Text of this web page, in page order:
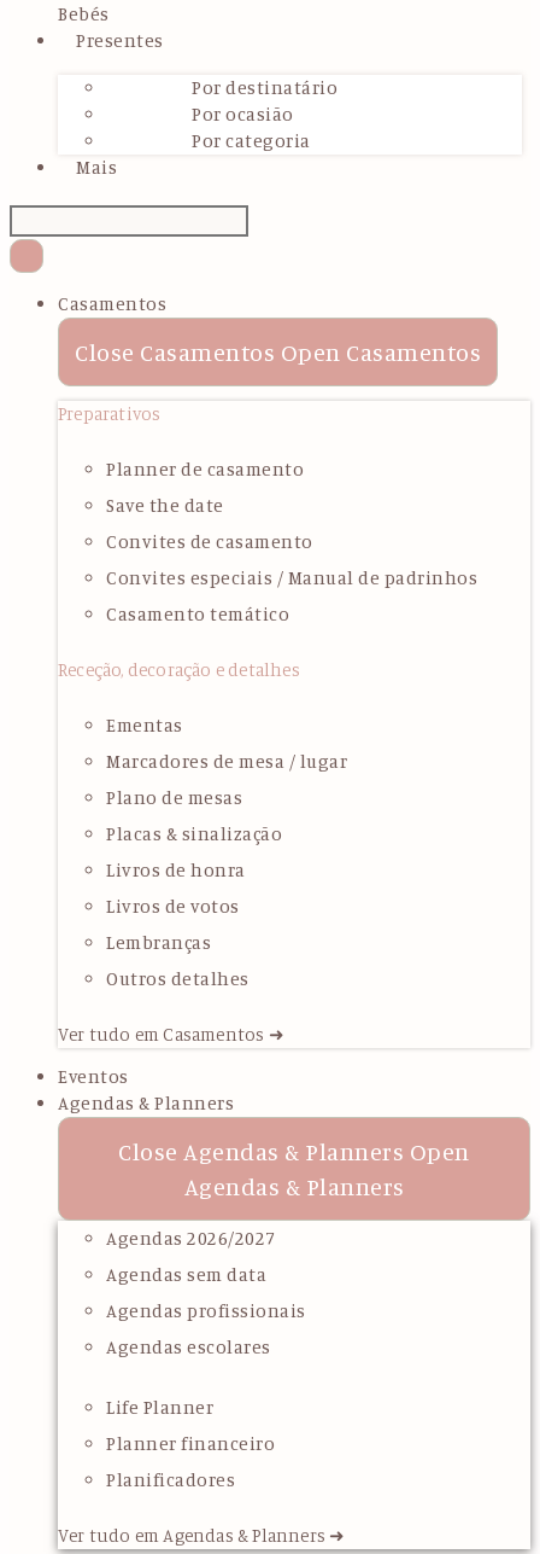
Bebés
Presentes
Por destinatário
Por ocasião
Por categoria
Mais
Casamentos
Close Casamentos Open Casamentos
Preparativos
Planner de casamento
Save the date
Convites de casamento
Convites especiais / Manual de padrinhos
Casamento temático
Receção, decoração e detalhes
Ementas
Marcadores de mesa / lugar
Plano de mesas
Placas & sinalização
Livros de honra
Livros de votos
Lembranças
Outros detalhes
Ver tudo em Casamentos ➜
Eventos
Agendas & Planners
Close Agendas & Planners Open
Agendas & Planners
Agendas 2026/2027
Agendas sem data
Agendas profissionais
Agendas escolares
Life Planner
Planner financeiro
Planificadores
Ver tudo em Agendas & Planners ➜